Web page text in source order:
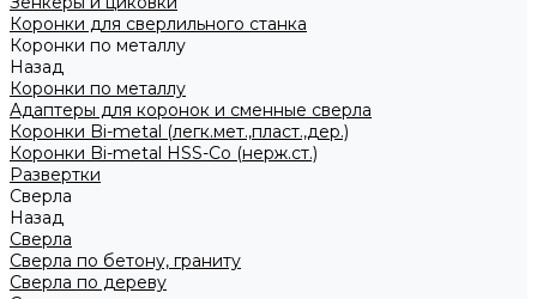
Коронки для сверлильного станка
Коронки по металлу
Назад
Коронки по металлу
Адаптеры для коронок и сменные сверла
Коронки Bi-metal (легк.мет.,пласт.,дер.)
Коронки Bi-metal HSS-Co (нерж.ст.)
Развертки
Сверла
Назад
Сверла
Сверла по бетону, граниту
Сверла по дереву